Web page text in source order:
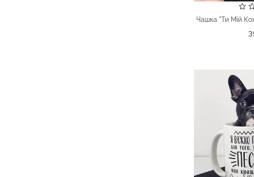
Чашка "Ти Мій